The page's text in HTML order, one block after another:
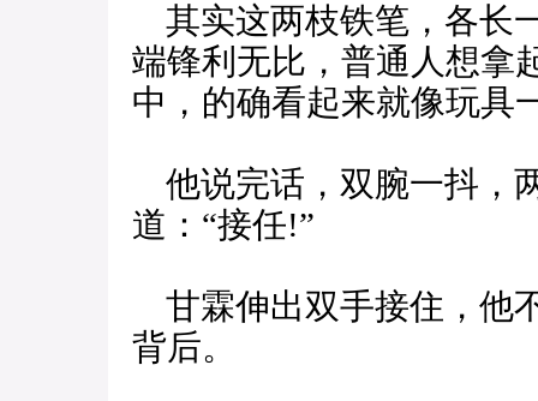
其实这两枝铁笔，各长
端锋利无比，普通人想拿
中，的确看起来就像玩具
他说完话，双腕一抖，
道：“接任!”
甘霖伸出双手接住，他
背后。